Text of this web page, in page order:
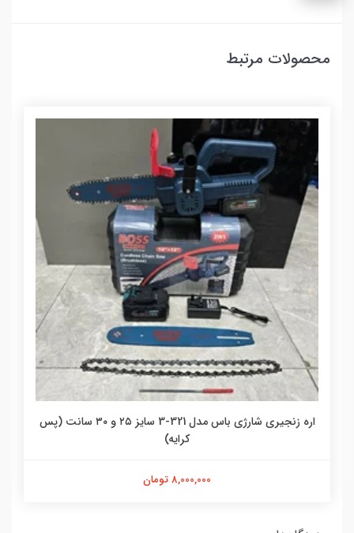
محصولات مرتبط
اره زنجیری شارژی باس مدل 321-3 سایز ۲۵ و ۳۰ سانت (پس
کرایه)
8,000,000 تومان